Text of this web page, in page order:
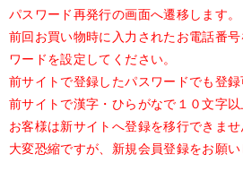
パスワード再発行の画面へ遷移します。
前回お買い物時に入力されたお電話番
ワードを設定してください。
前サイトで登録したパスワードでも登録
前サイトで漢字・ひらがなで１０文字
お客様は新サイトへ登録を移行できませ
大変恐縮ですが、新規会員登録をお願い